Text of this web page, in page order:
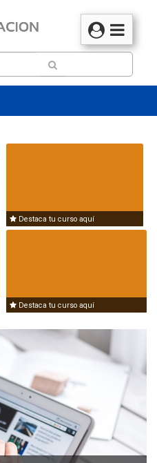
Destaca tu curso aquí
Destaca tu curso aquí